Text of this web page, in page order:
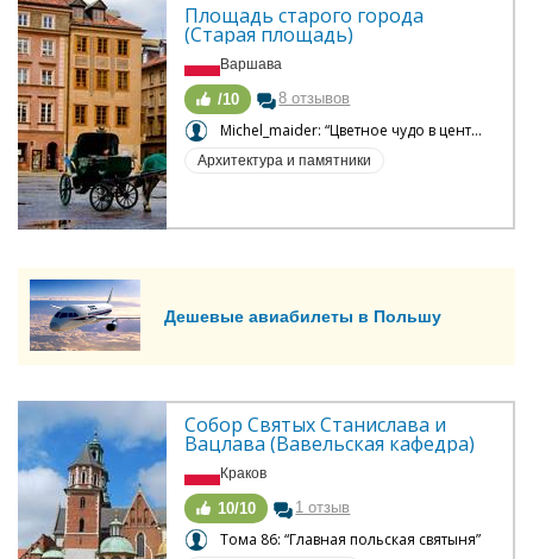
Площадь старого города
(Старая площадь)
Варшава
/10 8 отзывов
Michel_maider: “Цветное чудо в центре старого города.”
Архитектура и памятники
Дешевые авиабилеты в Польшу
Собор Святых Станислава и
Вацлава (Вавельская кафедра)
Краков
10/10 1 отзыв
Тома 86: “Главная польская святыня”